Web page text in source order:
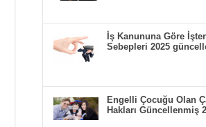
İş Kanununa Göre
Sebepleri 2025
Engelli Çocuğu Olan
Hakları Güncellenmiş